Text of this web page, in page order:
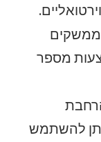
ממשקים
מספר
להשתמש